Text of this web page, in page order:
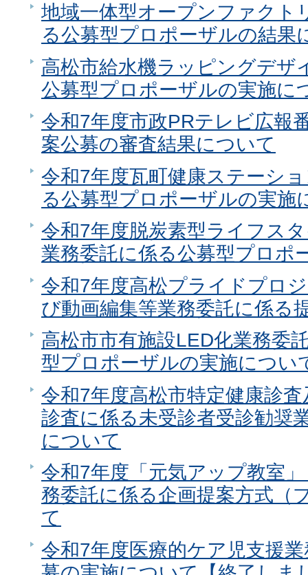
地域一体型オープンファクト
る公募型プロポーザルの結果
高松市給水機ラッピングデザ
公募型プロポーザルの実施に
令和7年度市政PRテレビ広報
案公募の審査結果について
令和7年度瓦町健康ステーシ
る公募型プロポーザルの実施
令和7年度脱炭素型ライフス
業務委託に係る公募型プロポ
令和7年度高松プライドプロ
び動画編集等業務委託に係る
高松市市有施設LED化業務委
型プロポーザルの実施につい
令和7年度高松市特定健康診
診査に係る未受診者受診勧奨
について
令和7年度「元気アップ教室
務委託に係る企画提案方式（
て
令和7年度医療的ケア児支援